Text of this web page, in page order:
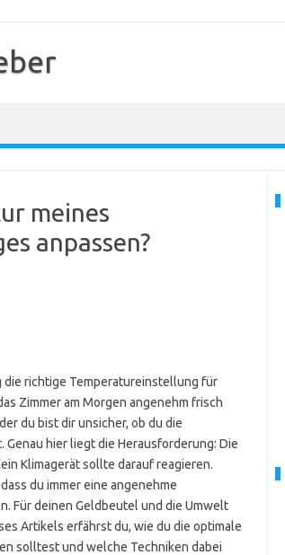
meines
anpassen?
richtige Temperatureinstellung für
Zimmer am Morgen angenehm frisch
du bist dir unsicher, ob du die
hier liegt die Herausforderung: Die
Klimagerät sollte darauf reagieren.
du immer eine angenehme
Für deinen Geldbeutel und die Umwelt
Artikels erfährst du, wie du die optimale
solltest und welche Techniken dabei